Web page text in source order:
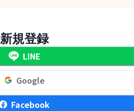
新規登録
LINE
Google
Facebook